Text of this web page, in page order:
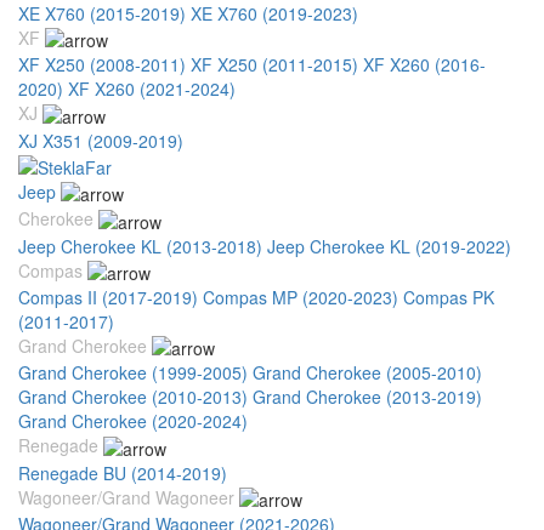
XE X760 (2015-2019) XE X760 (2019-2023)
XF
XF X250 (2008-2011) XF X250 (2011-2015) XF X260 (2016-
2020) XF X260 (2021-2024)
XJ
XJ X351 (2009-2019)
Jeep
Cherokee
Jeep Cherokee KL (2013-2018) Jeep Cherokee KL (2019-2022)
Compas
Compas II (2017-2019) Compas MP (2020-2023) Compas PK
(2011-2017)
Grand Cherokee
Grand Cherokee (1999-2005) Grand Cherokee (2005-2010)
Grand Cherokee (2010-2013) Grand Cherokee (2013-2019)
Grand Cherokee (2020-2024)
Renegade
Renegade BU (2014-2019)
Wagoneer/Grand Wagoneer
Wagoneer/Grand Wagoneer (2021-2026)